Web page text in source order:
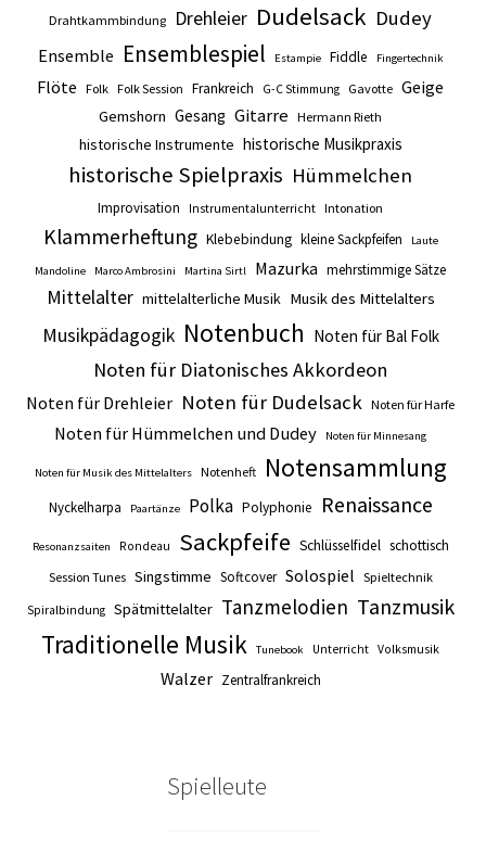
Drahtkammbindung Drehleier Dudelsack Dudey
Ensemble Ensemblespiel Estampie Fiddle Fingertechnik
Flöte Folk Folk Session Frankreich G-C Stimmung Gavotte Geige
Gemshorn Gesang Gitarre Hermann Rieth
historische Instrumente historische Musikpraxis
historische Spielpraxis Hümmelchen
Improvisation Instrumentalunterricht Intonation
Klammerheftung Klebebindung kleine Sackpfeifen Laute
Mandoline Marco Ambrosini Martina Sirtl Mazurka mehrstimmige Sätze
Mittelalter mittelalterliche Musik Musik des Mittelalters
Musikpädagogik Notenbuch Noten für Bal Folk
Noten für Diatonisches Akkordeon
Noten für Drehleier Noten für Dudelsack Noten für Harfe
Noten für Hümmelchen und Dudey Noten für Minnesang
Noten für Musik des Mittelalters Notenheft Notensammlung
Nyckelharpa Paartänze Polka Polyphonie Renaissance
Resonanzsaiten Rondeau Sackpfeife Schlüsselfidel schottisch
Session Tunes Singstimme Softcover Solospiel Spieltechnik
Spiralbindung Spätmittelalter Tanzmelodien Tanzmusik
Traditionelle Musik Tunebook Unterricht Volksmusik
Walzer Zentralfrankreich
Spielleute